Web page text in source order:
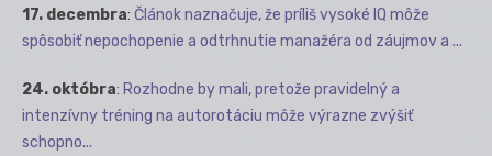
17. decembra: Článok naznačuje, že príliš vysoké IQ môže
spôsobiť nepochopenie a odtrhnutie manažéra od záujmov a ...
24. októbra: Rozhodne by mali, pretože pravidelný a
intenzívny tréning na autorotáciu môže výrazne zvýšiť
schopno...